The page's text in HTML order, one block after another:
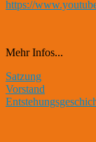
https://
Mehr Infos...
Satzung
Vorstand